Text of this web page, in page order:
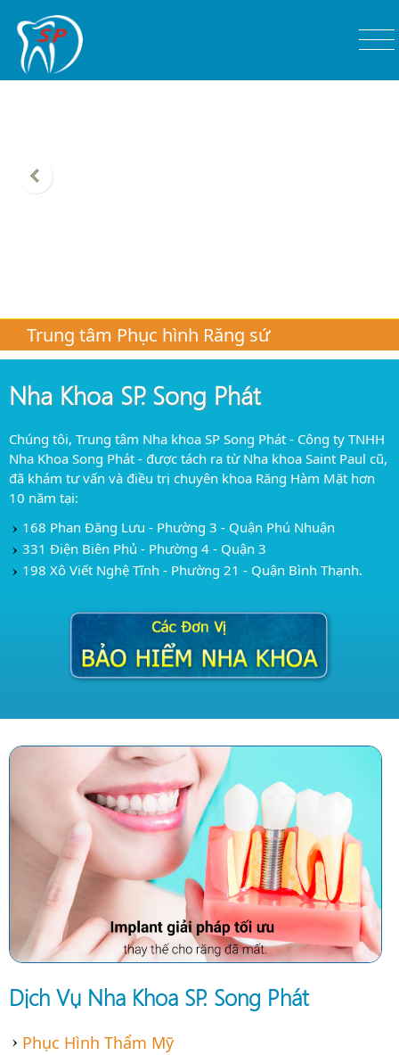
Trung tâm Phục hình Răng sứ
Trung tâm Chăm sóc Răng trẻ em
Nha Khoa SP. Song Phát
Chúng tôi, Trung tâm Nha khoa SP Song Phát - Công ty TNHH
Nha Khoa Song Phát - được tách ra từ Nha khoa Saint Paul cũ,
đã khám tư vấn và điều trị chuyên khoa Răng Hàm Mặt hơn
10 năm tại:
168 Phan Đăng Lưu - Phường 3 - Quận Phú Nhuận
331 Điện Biên Phủ - Phường 4 - Quận 3
198 Xô Viết Nghệ Tĩnh - Phường 21 - Quận Bình Thạnh.
Dịch Vụ Nha Khoa SP. Song Phát
Phục Hình Thẩm Mỹ